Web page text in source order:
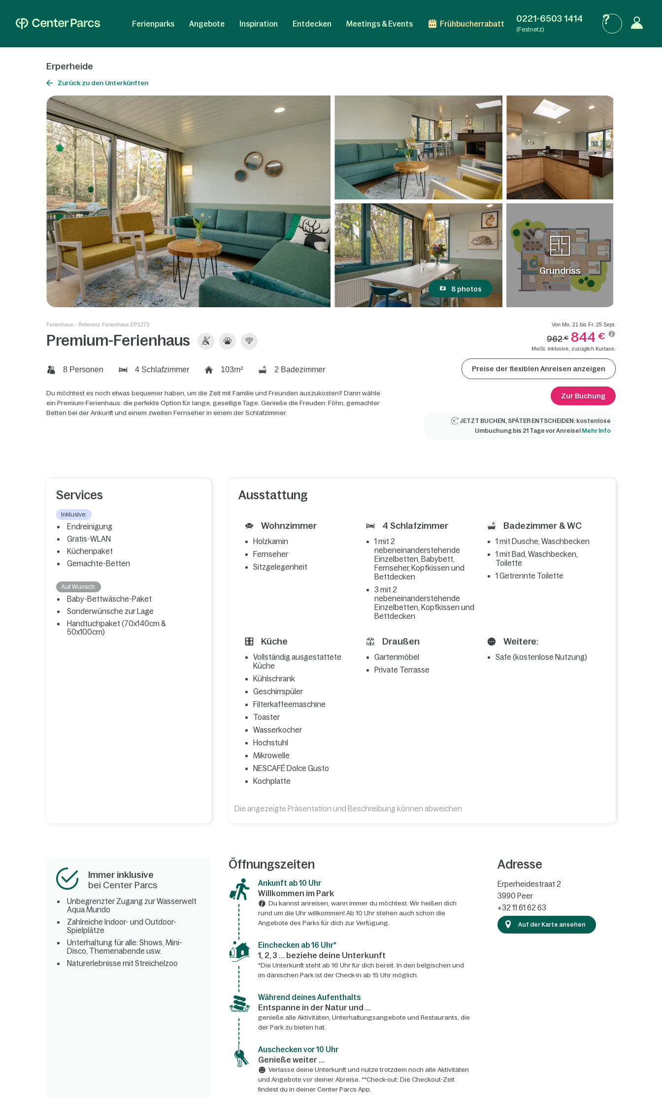
Ferienparks Angebote Inspiration Entdecken Meetings & Events Frühbucherrabatt 0221-6503 1414
(Festnetz)
Erperheide
Zurück zu den Unterkünften
8 photos
Grundriss
Ferienhaus - Referenz Ferienhaus EP1273
Premium-Ferienhaus
8 Personen 4 Schlafzimmer 103m² 2 Badezimmer
Du möchtest es noch etwas bequemer haben, um die Zeit mit Familie und Freunden auszukosten? Dann wähle
ein Premium-Ferienhaus: die perfekte Option für lange, gesellige Tage. Genieße die Freuden: Föhn, gemachter
Betten bei der Ankunft und einem zweiten Fernseher in einem der Schlafzimmer.
Von Mo. 21 bis Fr. 25 Sept.
962€ 844 €
MwSt. inklusive, zuzüglich Kurtaxe.
Preise der flexiblen Anreisen anzeigen
Zur Buchung
JETZT BUCHEN, SPÄTER ENTSCHEIDEN: kostenlose
Umbuchung bis 21 Tage vor Anreise!Mehr Info
Services
Inklusive:
Endreinigung
Gratis-WLAN
Küchenpaket
Gemachte-Betten
Auf Wunsch:
Baby-Bettwäsche-Paket
Sonderwünsche zur Lage
Handtuchpaket (70x140cm &
50x100cm)
Ausstattung
Wohnzimmer
Holzkamin
Fernseher
Sitzgelegenheit
4 Schlafzimmer
1 mit 2
nebeneinanderstehende
Einzelbetten, Babybett,
Fernseher, Kopfkissen und
Bettdecken
3 mit 2
nebeneinanderstehende
Einzelbetten, Kopfkissen und
Bettdecken
Badezimmer & WC
1 mit Dusche, Waschbecken
1 mit Bad, Waschbecken,
Toilette
1 Getrennte Toilette
Küche
Vollständig ausgestattete
Küche
Kühlschrank
Geschirrspüler
Filterkaffeemaschine
Toaster
Wasserkocher
Hochstuhl
Mikrowelle
NESCAFÉ Dolce Gusto
Kochplatte
Draußen
Gartenmöbel
Private Terrasse
Weitere:
Safe (kostenlose Nutzung)
Die angezeigte Präsentation und Beschreibung können abweichen
Immer inklusive
bei Center Parcs
Unbegrenzter Zugang zur Wasserwelt
Aqua Mundo
Zahlreiche Indoor- und Outdoor-
Spielplätze
Unterhaltung für alle: Shows, Mini-
Disco, Themenabende usw.
Naturerlebnisse mit Streichelzoo
Öffnungszeiten
Ankunft ab 10 Uhr
Willkommen im Park
Du kannst anreisen, wann immer du möchtest. Wir heißen dich
rund um die Uhr willkommen! Ab 10 Uhr stehen auch schon die
Angebote des Parks für dich zur Verfügung.
Einchecken ab 16 Uhr*
1, 2, 3 ... beziehe deine Unterkunft
*Die Unterkunft steht ab 16 Uhr für dich bereit. In den belgischen und
im dänischen Park ist der Check-in ab 15 Uhr möglich.
Während deines Aufenthalts
Entspanne in der Natur und ...
genieße alle Aktivitäten, Unterhaltungsangebote und Restaurants, die
der Park zu bieten hat.
Auschecken vor 10 Uhr
Genieße weiter ...
Verlasse deine Unterkunft und nutze trotzdem noch alle Aktivitäten
und Angebote vor deiner Abreise. **Check-out: Die Checkout-Zeit
findest du in deiner Center Parcs App.
Adresse
Erperheidestraat 2
3990 Peer
+32 11 61 62 63
Auf der Karte ansehen